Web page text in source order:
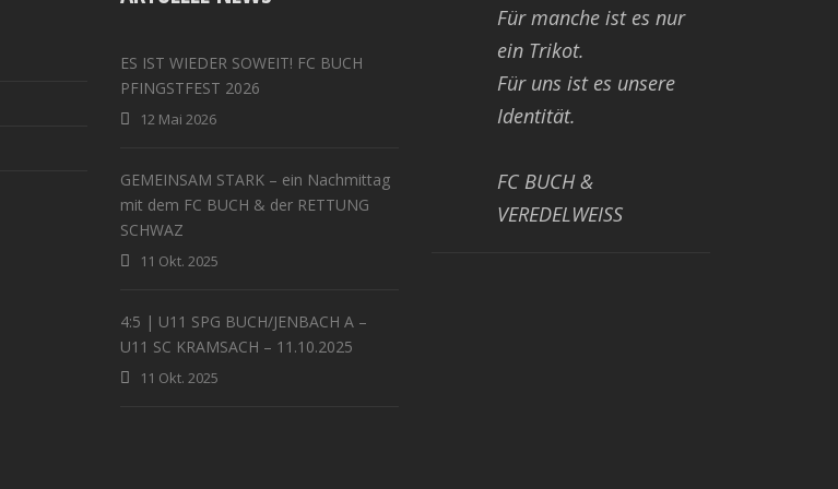
ES IST WIEDER SOWEIT! FC BUCH
PFINGSTFEST 2026
12 Mai 2026
GEMEINSAM STARK – ein Nachmittag
mit dem FC BUCH & der RETTUNG
SCHWAZ
11 Okt. 2025
4:5 | U11 SPG BUCH/JENBACH A –
U11 SC KRAMSACH – 11.10.2025
11 Okt. 2025
Für manche ist es nur
ein Trikot.
Für uns ist es unsere
Identität.
FC BUCH &
VEREDELWEISS